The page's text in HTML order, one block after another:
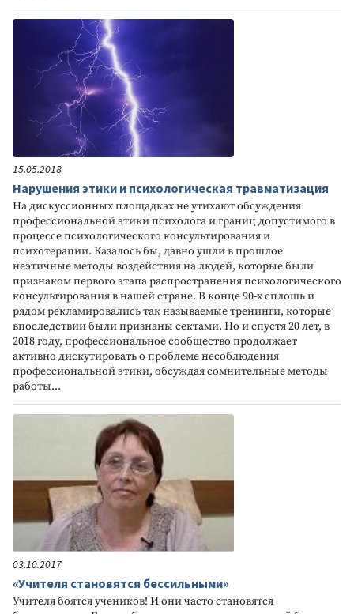
15.05.2018
Нарушения этики и психологическая травматизация
На дискуссионных площадках не утихают обсуждения
профессиональной этики психолога и границ допустимого в
процессе психологического консультирования и
психотерапии. Казалось бы, давно ушли в прошлое
неэтичные методы воздействия на людей, которые были
признаком первого этапа распространения психологического
консультирования в нашей стране. В конце 90-х сплошь и
рядом рекламировались так называемые тренинги, которые
впоследствии были признаны сектами. Но и спустя 20 лет, в
2018 году, профессиональное сообщество продолжает
активно дискутировать о проблеме несоблюдения
профессиональной этики, обсуждая сомнительные методы
работы...
03.10.2017
«Учителя становятся бессильными»
Учителя боятся учеников! И они часто становятся